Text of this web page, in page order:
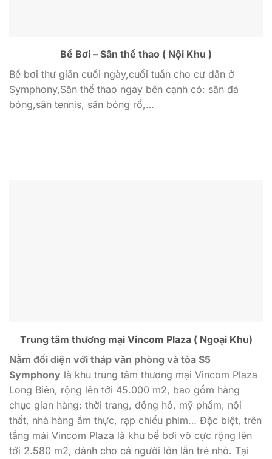
Bể Bơi – Sân thể thao ( Nội Khu )
Bể bơi thư giãn cuối ngày,cuối tuần cho cư dân ở
Symphony,Sân thể thao ngay bên cạnh có: sân đá
bóng,sân tennis, sân bóng rổ,…
Trung tâm thương mại Vincom Plaza ( Ngoại Khu)
Nằm đối diện với tháp văn phòng và tòa S5
Symphony là khu trung tâm thương mại Vincom Plaza
Long Biên, rộng lên tới 45.000 m2, bao gồm hàng
chục gian hàng: thời trang, đồng hồ, mỹ phẩm, nội
thất, nhà hàng ẩm thực, rạp chiếu phim… Đặc biệt, trên
tầng mái Vincom Plaza là khu bể bơi vô cực rộng lên
tới 2.580 m2, dành cho cả người lớn lẫn trẻ nhỏ. Tại